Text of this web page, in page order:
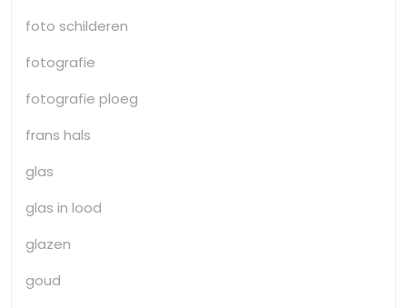
foto schilderen
fotografie
fotografie ploeg
frans hals
glas
glas in lood
glazen
goud